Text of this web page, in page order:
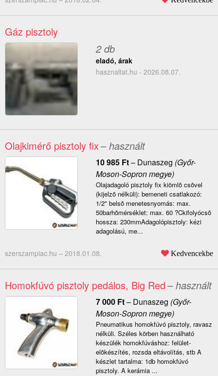
Gáz pisztoly
2 db
eladó, árak
hasznaltat.hu - 2026.08.07.
Olajkimérő pisztoly fix– használt
10 985 Ft– Dunaszeg (Győr-
Moson-Sopron megye)
Olajadagoló pisztoly fix kiömlõ csõvel
(kijelzõ nélküli): bemeneti csatlakozó:
1/2" belsõ menetesnyomás: max.
50barhõmérséklet: max. 60 ?Ckifolyócsõ
hossza: 230mmAdagolópisztoly: kézi
adagolású, me...
szerszampiac.hu – 2018.01.08. Kedvencekbe
Homokfúvó pisztoly pedálos, Big Red– használt
7 000 Ft– Dunaszeg (Győr-
Moson-Sopron megye)
Pneumatikus homokfúvó pisztoly, ravasz
nélküli. Széles körben használható
készülék homokfúváshoz: felület-
elõkészítés, rozsda eltávolítás, stb A
készlet tartalma: 1db homokfúvó
pisztoly. A kerámia ...